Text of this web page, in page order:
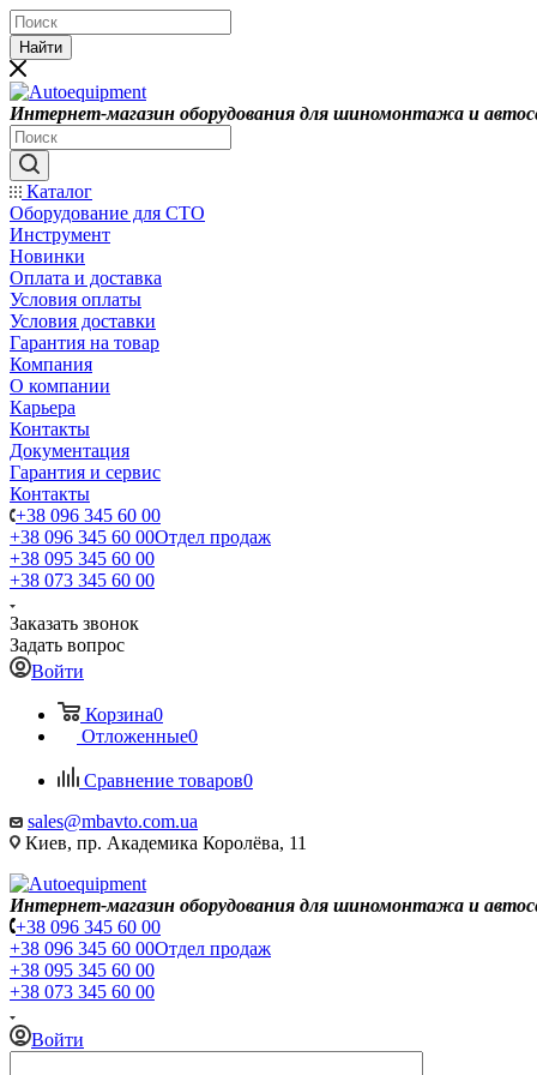
Найти
Интернет-магазин оборудования для шиномонтажа и
Каталог
Оборудование для СТО
Инструмент
Новинки
Оплата и доставка
Условия оплаты
Условия доставки
Гарантия на товар
Компания
О компании
Карьера
Контакты
Документация
Гарантия и сервис
Контакты
+38 096 345 60 00
+38 096 345 60 00Отдел продаж
+38 095 345 60 00
+38 073 345 60 00
Заказать звонок
Задать вопрос
Войти
Корзина0
Отложенные0
Сравнение товаров0
sales@mbavto.com.ua
Киев, пр. Академика Королёва, 11
Интернет-магазин оборудования для шиномонтажа и
+38 096 345 60 00
+38 096 345 60 00Отдел продаж
+38 095 345 60 00
+38 073 345 60 00
Войти